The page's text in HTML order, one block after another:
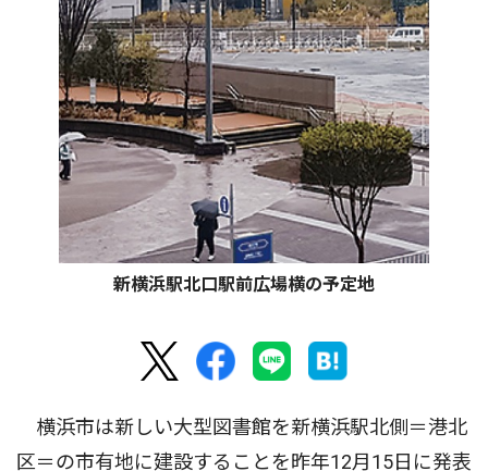
新横浜駅北口駅前広場横の予定地
横浜市は新しい大型図書館を新横浜駅北側＝港北
区＝の市有地に建設することを昨年12月15日に発表